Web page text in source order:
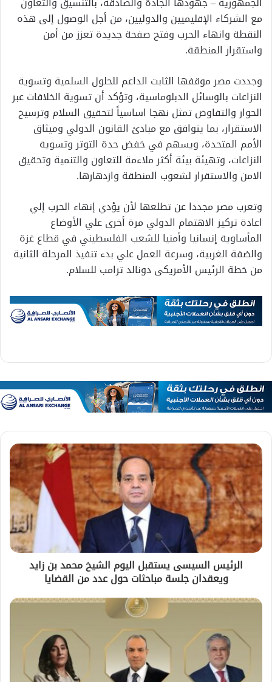
مع الشركاء الإقليميين والدوليين، من أجل الوصول إلى هذه
النقطة وانهاء الحرب وفتح صفحة جديدة تعزز من أمن
واستقرار المنطقة.
وجددت مصر موقفها الثابت الداعم للحلول السلمية وتسوية
النزاعات بالوسائل الدبلوماسية، وتؤكد أن تسوية الخلافات عبر
الحوار والتفاوض تمثل نهجا اساسياً لتحقيق السلام وترسيخ
الاستقرار، بما يتوافق مع مبادئ القانون الدولي وميثاق
الأمم المتحدة، ويسهم في خفض حدة التوتر وتسوية
النزاعات، وتهيئة بيئة أكثر ملاءمة للتعاون والتنمية وتحقيق
الامن والاستقرار لشعوب المنطقة وازدهارها.
وتعرب مصر مجددا عن تطلعها لأن يؤدي إنهاء الحرب إلي
اعادة تركيز الاهتمام الدولي مرة أخرى علي الأوضاع
المأساوية إنسانيا وأمنيا للشعب الفلسطيني في قطاع غزة
والضفة الغربية، وسرعة العمل علي بدء تنفيذ المرحلة الثانية
من خطة الرئيس الأمريكى دونالد ترامب للسلام.
الرئيس السيسى يستقبل اليوم الشيخ محمد بن زايد
ويعقدان جلسة مباحثات حول عدد من القضايا